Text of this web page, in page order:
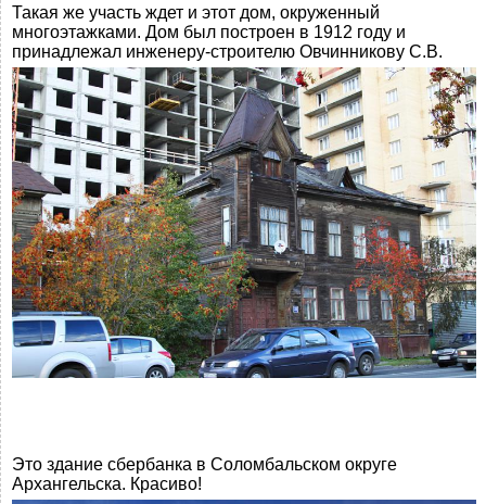
Такая же участь ждет и этот дом, окруженный
многоэтажками. Дом был построен в 1912 году и
принадлежал инженеру-строителю Овчинникову С.В.
Это здание сбербанка в Соломбальском округе
Архангельска. Красиво!